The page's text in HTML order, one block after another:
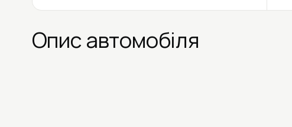
Опис автомобіля